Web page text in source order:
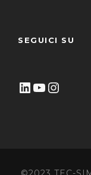
SEGUICI SU
LinkedIn YouTube Instagram